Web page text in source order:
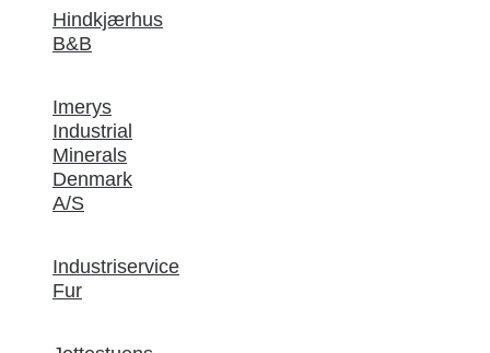
Hindkjærhus
B&B
Imerys
Industrial
Minerals
Denmark
A/S
Industriservice
Fur